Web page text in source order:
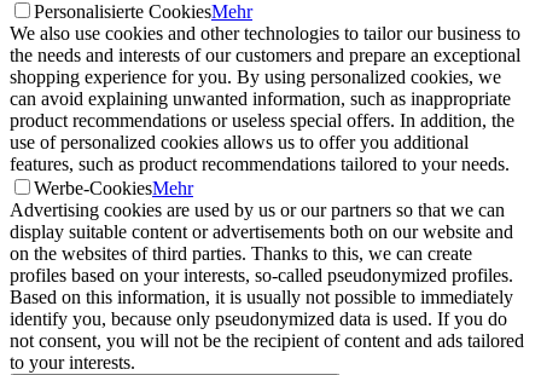
Personalisierte CookiesMehr
We also use cookies and other technologies to tailor our business to
the needs and interests of our customers and prepare an exceptional
shopping experience for you. By using personalized cookies, we
can avoid explaining unwanted information, such as inappropriate
product recommendations or useless special offers. In addition, the
use of personalized cookies allows us to offer you additional
features, such as product recommendations tailored to your needs.
Werbe-CookiesMehr
Advertising cookies are used by us or our partners so that we can
display suitable content or advertisements both on our website and
on the websites of third parties. Thanks to this, we can create
profiles based on your interests, so-called pseudonymized profiles.
Based on this information, it is usually not possible to immediately
identify you, because only pseudonymized data is used. If you do
not consent, you will not be the recipient of content and ads tailored
to your interests.